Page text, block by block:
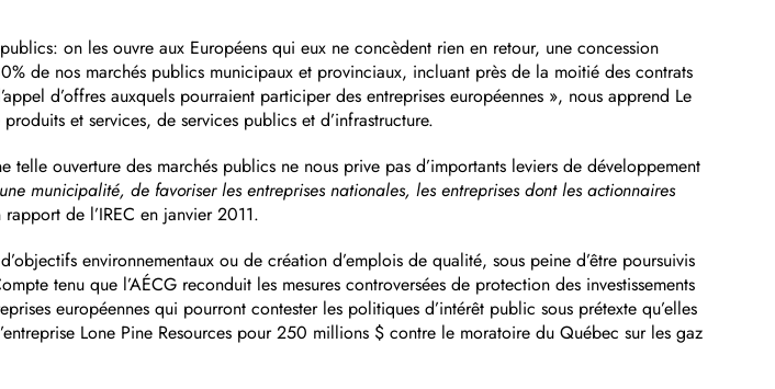
on les ouvre aux Européens qui eux ne concèdent rien en retour, une concession
de nos marchés publics municipaux et provinciaux, incluant près de la moitié des contrats
d’offres auxquels pourraient participer des entreprises européennes », nous apprend Le
et services, de services publics et d’infrastructure.
ouverture des marchés publics ne nous prive pas d’importants leviers de développement
municipalité, de favoriser les entreprises nationales, les entreprises dont les actionnaires
de l’IREC en janvier 2011.
environnementaux ou de création d’emplois de qualité, sous peine d’être poursuivis
tenu que l’AÉCG reconduit les mesures controversées de protection des investissements
européennes qui pourront contester les politiques d’intérêt public sous prétexte qu’elles
Lone Pine Resources pour 250 millions $ contre le moratoire du Québec sur les gaz